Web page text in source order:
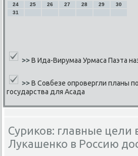
24
25 26 27 28 29
30
31
>>В Ида-Вирумаа Урмаса Паэта
>> В Совбезе опровергли планы
государства для Асада
Суриков: главные цели
Лукашенко в Россию